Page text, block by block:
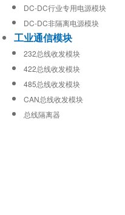
DC-DC行业专用电源模块
DC-DC非隔离电源模块
工业通信模块
232总线收发模块
422总线收发模块
485总线收发模块
CAN总线收发模块
总线隔离器